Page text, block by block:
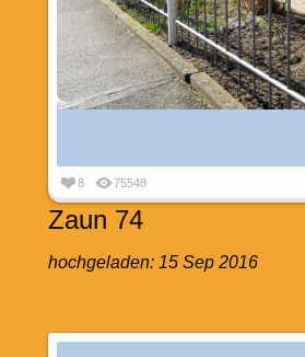
8 75548
Zaun 74
hochgeladen: 15 Sep 2016